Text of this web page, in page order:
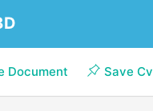
Document Save Cv